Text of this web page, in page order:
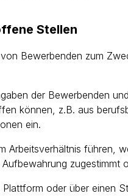
Stellen
Bewerbenden zum
der Bewerbenden
können, z.B. aus
ein.
Arbeitsverhältnis führen,
oder über einen